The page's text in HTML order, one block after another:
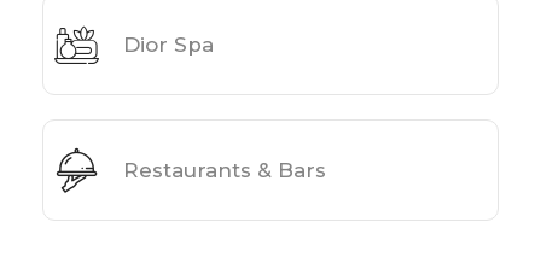
Dior Spa
Restaurants & Bars